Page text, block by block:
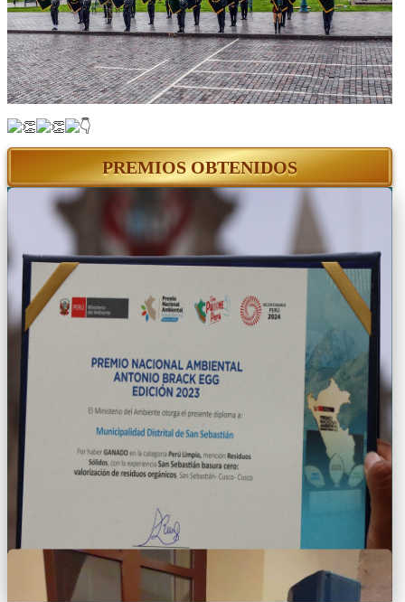
PREMIOS OBTENIDOS